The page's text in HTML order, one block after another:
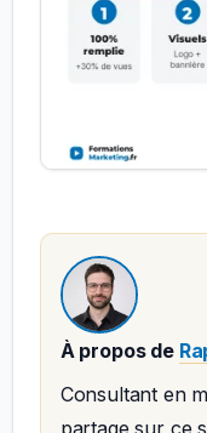
À propos de
Consultant en
partage sur ce